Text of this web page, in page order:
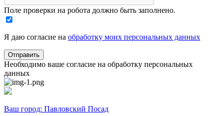
Поле проверки на робота должно быть заполнено.
Я даю согласие на обработку моих персональных данных
Необходимо ваше согласие на обработку персональных
данных
Ваш город: Павловский Посад